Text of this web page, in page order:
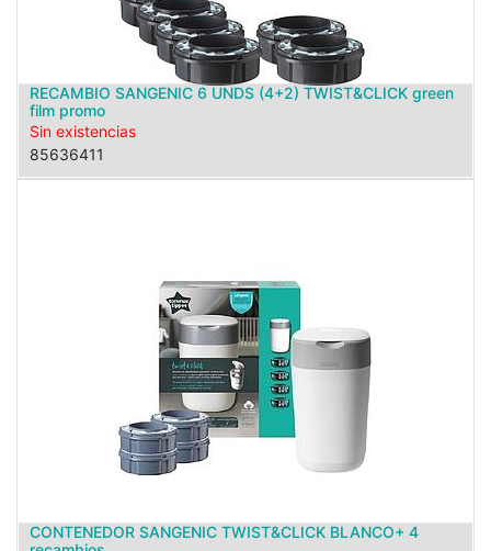
RECAMBIO SANGENIC 6 UNDS (4+2) TWIST&CLICK green
film promo
Sin existencias
85636411
CONTENEDOR SANGENIC TWIST&CLICK BLANCO+ 4